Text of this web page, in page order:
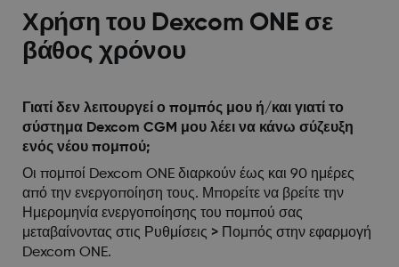
Χρήση του Dexcom ONE σε
βάθος χρόνου
Γιατί δεν λειτουργεί ο πομπός μου ή/και γιατί το
σύστημα Dexcom CGM μου λέει να κάνω σύζευξη
ενός νέου πομπού;
Οι πομποί Dexcom ONE διαρκούν έως και 90 ημέρες
από την ενεργοποίηση τους. Μπορείτε να βρείτε την
Ημερομηνία ενεργοποίησης του πομπού σας
μεταβαίνοντας στις Ρυθμίσεις > Πομπός στην εφαρμογή
Dexcom ONE.